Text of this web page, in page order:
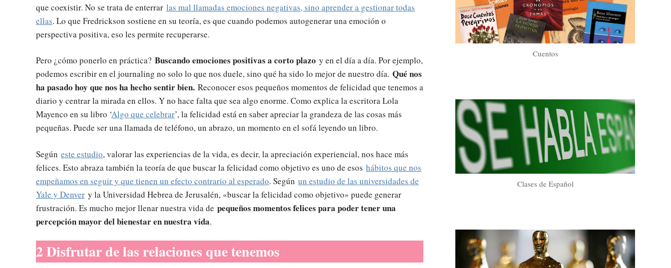
que coexistir. No se trata de enterrar las mal llamadas emociones negativas, sino aprender a gestionar todas
ellas. Lo que Fredrickson sostiene en su teoría, es que cuando podemos autogenerar una emoción o
perspectiva positiva, eso les permite recuperarse.
Pero ¿cómo ponerlo en práctica? Buscando emociones positivas a corto plazo y en el día a día. Por ejemplo,
podemos escribir en el journaling no solo lo que nos duele, sino qué ha sido lo mejor de nuestro día. Qué nos
ha pasado hoy que nos ha hecho sentir bien. Reconocer esos pequeños momentos de felicidad que tenemos a
diario y centrar la mirada en ellos. Y no hace falta que sea algo enorme. Como explica la escritora Lola
Mayenco en su libro ‘Algo que celebrar’, la felicidad está en saber apreciar la grandeza de las cosas más
pequeñas. Puede ser una llamada de teléfono, un abrazo, un momento en el sofá leyendo un libro.
Según este estudio, valorar las experiencias de la vida, es decir, la apreciación experiencial, nos hace más
felices. Esto abraza también la teoría de que buscar la felicidad como objetivo es uno de esos hábitos que nos
empeñamos en seguir y que tienen un efecto contrario al esperado. Según un estudio de las universidades de
Yale y Denver y la Universidad Hebrea de Jerusalén, «buscar la felicidad como objetivo» puede generar
frustración. Es mucho mejor llenar nuestra vida de pequeños momentos felices para poder tener una
percepción mayor del bienestar en nuestra vida.
2 Disfrutar de las relaciones que tenemos
Cuentos
Clases de Español